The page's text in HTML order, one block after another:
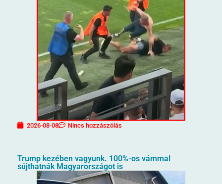
2026-08-08 Nincs hozzászólás
Trump kezében vagyunk. 100%-os vámmal
sújthatnák Magyarországot is